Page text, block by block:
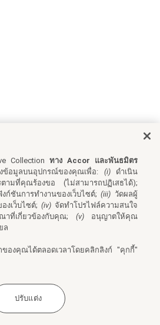
Collection ทาง Accor และพันธมิตร
ข้อมูลบนอุปกรณ์ของคุณเพื่อ: (i)ดำเนิน
ตามที่คุณร้องขอ (ไม่สามารถปฏิเสธได้);
งก์ชันการทำงานของเว็บไซต์;(iii) วัดผลผู้
งเว็บไซต์; (iv) จัดทำโปรไฟล์ความสนใจ
าที่เกี่ยวข้องกับคุณ; (v)อนุญาตให้คุณ
ล
องคุณได้ตลอดเวลาโดยคลิกลิงก์ "คุกกี้"
ปรับแต่ง